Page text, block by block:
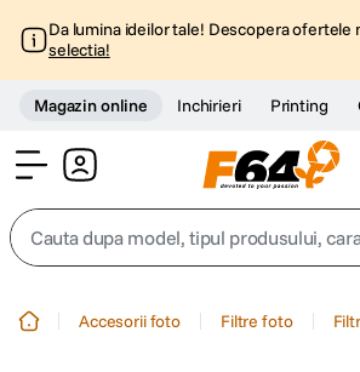
Da lumina ideilor tale! Descopera ofertele
selectia!
Magazin online Inchirieri Printing
Cauta dupa model, tipul produsului,
Accesorii foto Filtre foto